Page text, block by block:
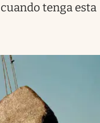
tenga esta